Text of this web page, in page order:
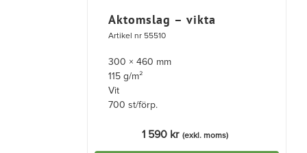
Aktomslag – vikta
Artikel nr 55510
300 × 460 mm
115 g/m²
Vit
700 st/förp.
1 590 kr (exkl. moms)